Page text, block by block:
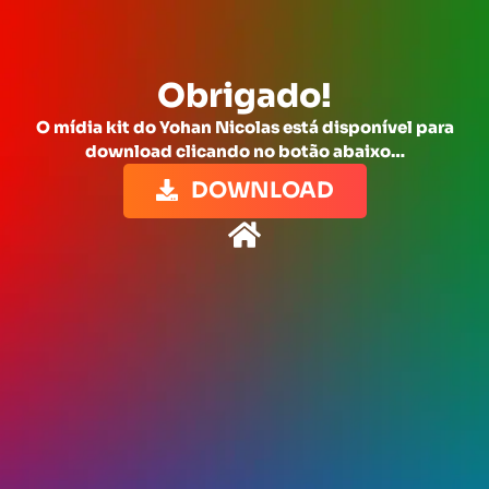
Obrigado!
O mídia kit do Yohan Nicolas está disponível para
download clicando no botão abaixo…
DOWNLOAD